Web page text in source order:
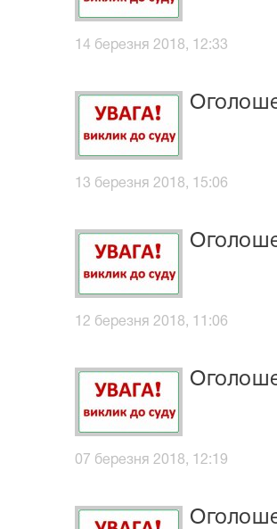
14 березня 2018, 12:33
13 березня 2018, 15:06
12 березня 2018, 11:06
07 березня 2018, 12:19